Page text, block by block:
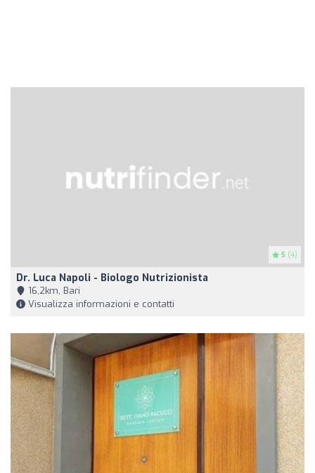
5 (4)
Dr. Luca Napoli - Biologo Nutrizionista
16,2km, Bari
Visualizza informazioni e contatti